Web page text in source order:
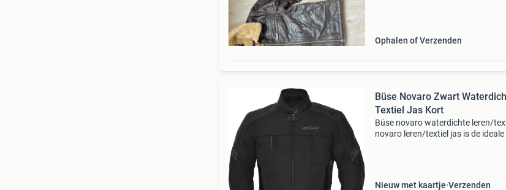
Ophalen of Verzenden
Büse Novaro Zwart
Textiel Jas Kort
Büse novaro waterdichte leren/
novaro leren/textiel jas is de
Nieuw met kaartje Verzenden